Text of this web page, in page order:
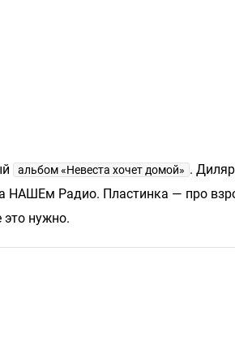
альбом «Невеста хочет домой» .
НАШЕм Радио. Пластинка — про
это нужно.